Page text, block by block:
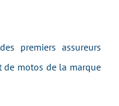
premiers assureurs
de motos de la marque